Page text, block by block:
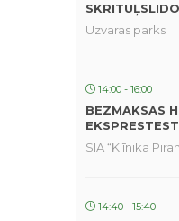
Uzvaras parks
14:00 - 16:00
BEZMAKSAS
SIA “Klīnika
14:40 - 15:40